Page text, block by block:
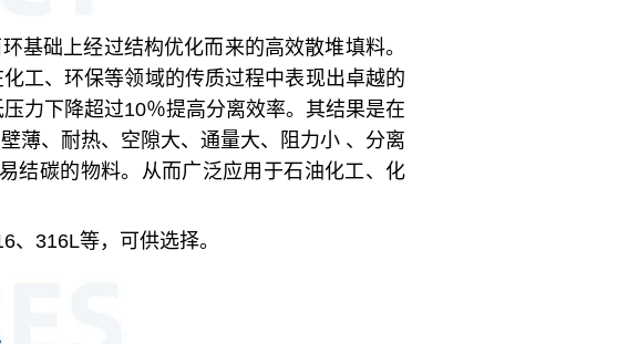
基础上经过结构优化而来的高效散堆填料。
工、环保等领域的传质过程中表现出卓越的
力下降超过10％提高分离效率。其结果是在
薄、耐热、空隙大、通量大、阻力小 、分离
结碳的物料。从而广泛应用于石油化工、化
316L等，可供选择。